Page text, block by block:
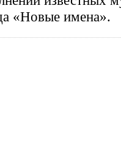
«Новые имена».